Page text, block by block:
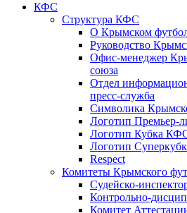
КФС
Структура КФС
О Крымском
Руководство
Офис-менеджер
союза
Отдел
пресс-служба
Символика
Логотип Премьер-
Логотип Кубка
Логотип
Respect
Комитеты Крымского
Судейско-
Контрольно-
Комитет